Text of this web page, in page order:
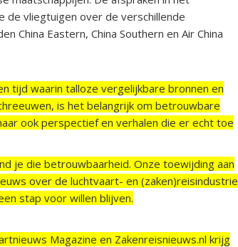
de vliegtuigen over de verschillende
China Eastern, China Southern en Air China
tijd waarin talloze vergelijkbare bronnen en
is het belangrijk om betrouwbare
ook perspectief en verhalen die er echt toe
je die betrouwbaarheid. Onze toewijding aan
over de luchtvaart- en (zaken)reisindustrie
stap voor willen blijven.
Magazine en Zakenreisnieuws.nl krijg